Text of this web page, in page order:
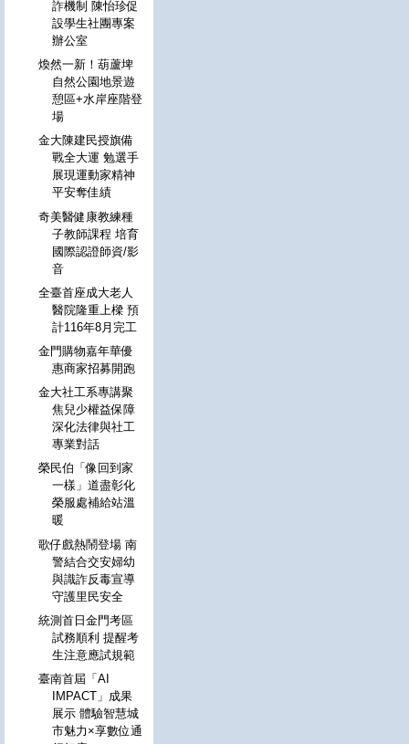
詐機制 陳怡珍促
設學生社團專案
辦公室
煥然一新！葫蘆埤
自然公園地景遊
憩區+水岸座階登
場
金大陳建民授旗備
戰全大運 勉選手
展現運動家精神
平安奪佳績
奇美醫健康教練種
子教師課程 培育
國際認證師資/影
音
全臺首座成大老人
醫院隆重上樑 預
計116年8月完工
金門購物嘉年華優
惠商家招募開跑
金大社工系專講聚
焦兒少權益保障
深化法律與社工
專業對話
榮民伯「像回到家
一樣」道盡彰化
榮服處補給站溫
暖
歌仔戲熱鬧登場 南
警結合交安婦幼
與識詐反毒宣導
守護里民安全
統測首日金門考區
試務順利 提醒考
生注意應試規範
臺南首屆「AI
IMPACT」成果
展示 體驗智慧城
市魅力×享數位通